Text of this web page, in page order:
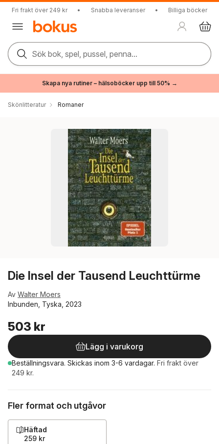
Fri frakt över 249 kr • Snabba leveranser • Billiga böcker
Sök bok, spel, pussel, penna...
Skapa nya rutiner – hälsoböcker upp till 50% →
Skönlitteratur Romaner
Die Insel der Tausend Leuchttürme
Av Walter Moers
Inbunden, Tyska, 2023
503 kr
Lägg i varukorg
Beställningsvara. Skickas inom 3-6 vardagar. Fri frakt över
249 kr.
Fler format och utgåvor
Häftad
259 kr